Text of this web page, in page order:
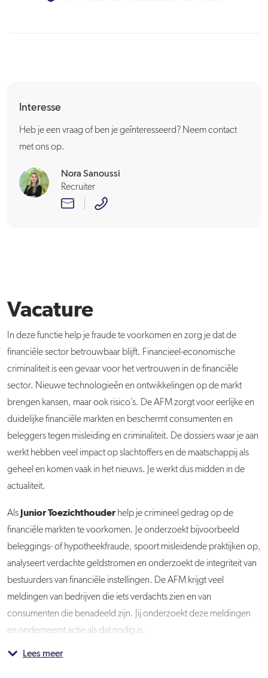
Interesse
Heb je een vraag of ben je geïnteresseerd? Neem contact
met ons op.
Nora Sanoussi
Recruiter
Vacature
In deze functie help je fraude te voorkomen en zorg je dat de
financiële sector betrouwbaar blijft. Financieel-economische
criminaliteit is een gevaar voor het vertrouwen in de financiële
sector. Nieuwe technologieën en ontwikkelingen op de markt
brengen kansen, maar ook risico’s. De AFM zorgt voor eerlijke en
duidelijke financiële markten en beschermt consumenten en
beleggers tegen misleiding en criminaliteit. De dossiers waar je aan
werkt hebben veel impact op slachtoffers en de maatschappij als
geheel en komen vaak in het nieuws. Je werkt dus midden in de
actualiteit.
Als Junior Toezichthouderhelp je crimineel gedrag op de
financiële markten te voorkomen. Je onderzoekt bijvoorbeeld
beleggings- of hypotheekfraude, spoort misleidende praktijken op,
analyseert verdachte geldstromen en onderzoekt de integriteit van
bestuurders van financiële instellingen. De AFM krijgt veel
meldingen van bedrijven die iets verdachts zien en van
consumenten die benadeeld zijn. Jij onderzoekt deze meldingen
en onderneemt actie als dat nodig is.
Een greep uit je werkzaamheden:
Meldingen van fraude onderzoeken.
Afdeling
De gesprekken voor deze vacature vinden plaats in de
Lees meer